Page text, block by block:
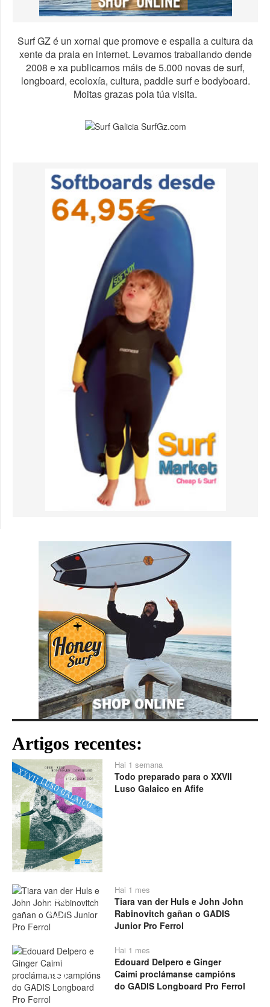
Surf GZ é un xornal que promove e espalla a cultura da
xente da praia en internet. Levamos traballando dende
2008 e xa publicamos máis de 5.000 novas de surf,
longboard, ecoloxía, cultura, paddle surf e bodyboard.
Moitas grazas pola túa visita.
Artigos recentes:
Hai 1 semana
Todo preparado para o XXVII
Luso Galaico en Afife
Hai 1 mes
Tiara van der Huls e John John
Rabinovitch gañan o GADIS
Junior Pro Ferrol
Play
Hai 1 mes
Edouard Delpero e Ginger
Caimi proclámanse campións
do GADIS Longboard Pro Ferrol